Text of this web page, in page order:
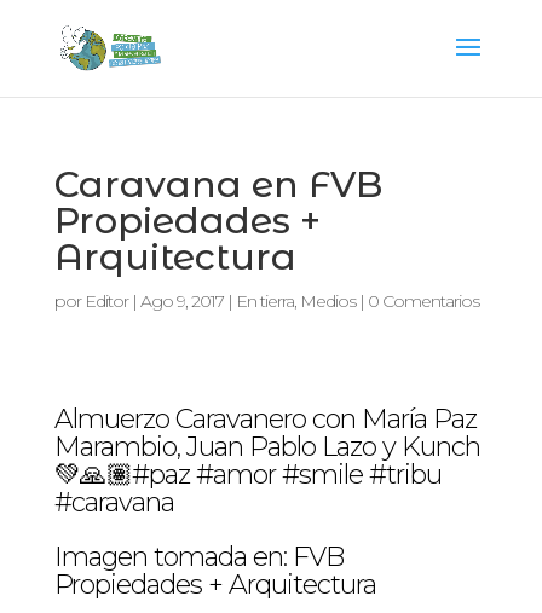
Caravana en FVB
Propiedades +
Arquitectura
por Editor| Ago 9, 2017| En tierra, Medios| 0 Comentarios
Almuerzo Caravanero con María Paz
Marambio, Juan Pablo Lazo y Kunch
💚🙏🏽#paz #amor #smile #tribu
#caravana
Imagen tomada en: FVB
Propiedades + Arquitectura